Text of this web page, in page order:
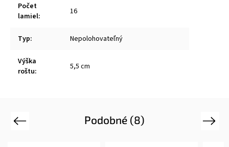
Počet
lamiel: 16
Typ: Nepolohovateľný
Výška
roštu: 5,5 cm
Podobné (8)
Previous Next